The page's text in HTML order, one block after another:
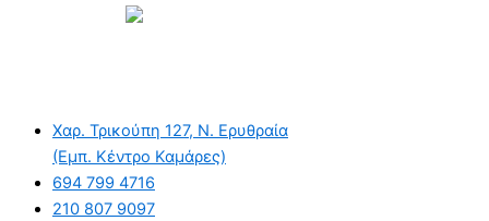
Χαρ. Τρικούπη 127, Ν. Ερυθραία
(Εμπ. Κέντρο Καμάρες)
694 799 4716
210 807 9097